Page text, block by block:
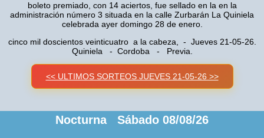
boleto premiado, con 14 aciertos, fue sellado en la en la
administración número 3 situada en la calle Zurbarán La Quiniela
celebrada ayer domingo 28 de enero.
cinco mil doscientos veinticuatro a la cabeza, - Jueves 21-05-26.
Quiniela - Cordoba - Previa.
<< ULTIMOS SORTEOS JUEVES 21-05-26 >>
Nocturna Sábado 08/08/26